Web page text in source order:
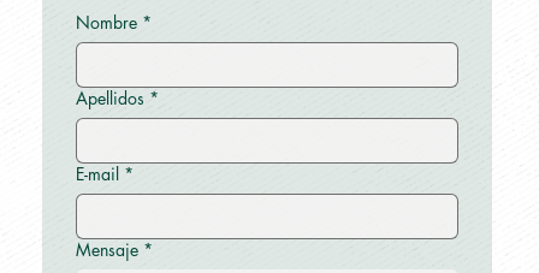
Nombre *
Apellidos *
E-mail *
Mensaje *